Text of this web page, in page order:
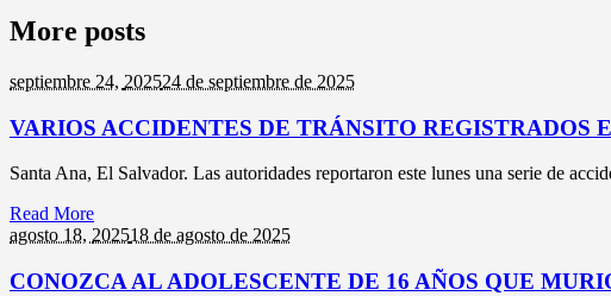
More posts
septiembre 24, 202524 de septiembre de 2025
VARIOS ACCIDENTES DE TRÁNSITO REGISTRADOS
Santa Ana, El Salvador. Las autoridades reportaron este lunes una serie de
Read More
agosto 18, 202518 de agosto de 2025
CONOZCA AL ADOLESCENTE DE 16 AÑOS QUE